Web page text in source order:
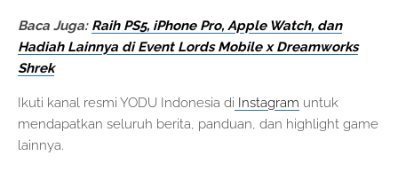
Baca Juga: Raih PS5, iPhone Pro, Apple Watch, dan
Hadiah Lainnya di Event Lords Mobile x Dreamworks
Shrek
Ikuti kanal resmi YODU Indonesia di Instagram untuk
mendapatkan seluruh berita, panduan, dan highlight game
lainnya.